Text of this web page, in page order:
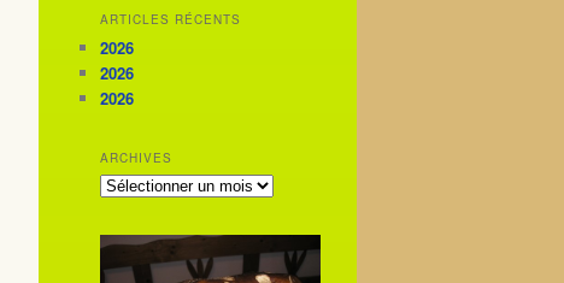
ARTICLES RÉCENTS
2026
2026
2026
ARCHIVES
ARCHIVES